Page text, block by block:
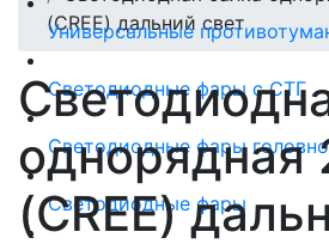
Универсальные
Светодиодные фары с СТГ
Светодиодные фары
Светодиодные фары
(CREE) дальний свет
однорядная
(CREE)